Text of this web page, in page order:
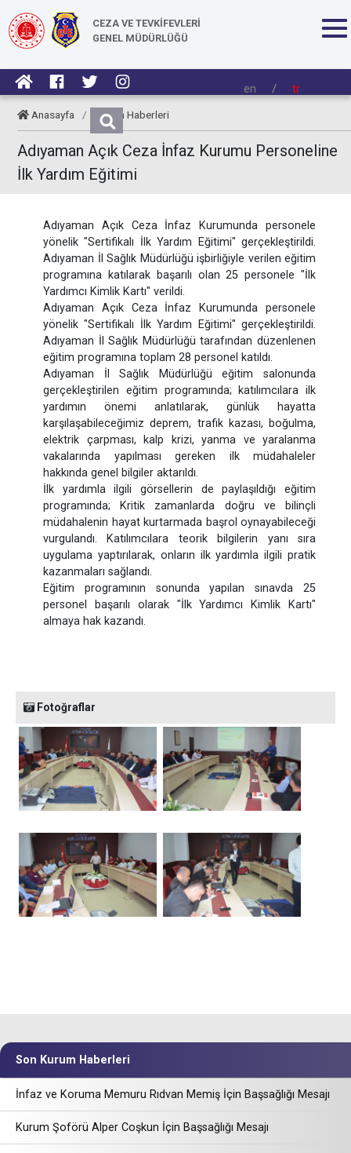
CEZA VE TEVKİFEVLERİ
GENEL MÜDÜRLÜĞÜ
en / tr
Anasayfa / Kurum Haberleri
Adıyaman Açık Ceza İnfaz Kurumu Personeline
İlk Yardım Eğitimi
Adıyaman Açık Ceza İnfaz Kurumunda personele
yönelik "Sertifikalı İlk Yardım Eğitimi" gerçekleştirildi.
Adıyaman İl Sağlık Müdürlüğü işbirliğiyle verilen eğitim
programına katılarak başarılı olan 25 personele "İlk
Yardımcı Kimlik Kartı" verildi.
Adıyaman Açık Ceza İnfaz Kurumunda personele
yönelik "Sertifikalı İlk Yardım Eğitimi" gerçekleştirildi.
Adıyaman İl Sağlık Müdürlüğü tarafından düzenlenen
eğitim programına toplam 28 personel katıldı.
Adıyaman İl Sağlık Müdürlüğü eğitim salonunda
gerçekleştirilen eğitim programında; katılımcılara ilk
yardımın önemi anlatılarak, günlük hayatta
karşılaşabileceğimiz deprem, trafik kazası, boğulma,
elektrik çarpması, kalp krizi, yanma ve yaralanma
vakalarında yapılması gereken ilk müdahaleler
hakkında genel bilgiler aktarıldı.
İlk yardımla ilgili görsellerin de paylaşıldığı eğitim
programında; Kritik zamanlarda doğru ve bilinçli
müdahalenin hayat kurtarmada başrol oynayabileceği
vurgulandı. Katılımcılara teorik bilgilerin yanı sıra
uygulama yaptırılarak, onların ilk yardımla ilgili pratik
kazanmaları sağlandı.
Eğitim programının sonunda yapılan sınavda 25
personel başarılı olarak "İlk Yardımcı Kimlik Kartı"
almaya hak kazandı.
Fotoğraflar
Son Kurum Haberleri
İnfaz ve Koruma Memuru Rıdvan Memiş İçin Başsağlığı Mesajı
Kurum Şoförü Alper Coşkun İçin Başsağlığı Mesajı